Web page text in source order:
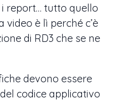
report… tutto quello
video è lì perché c’è
di RD3 che se ne
devono essere
codice applicativo